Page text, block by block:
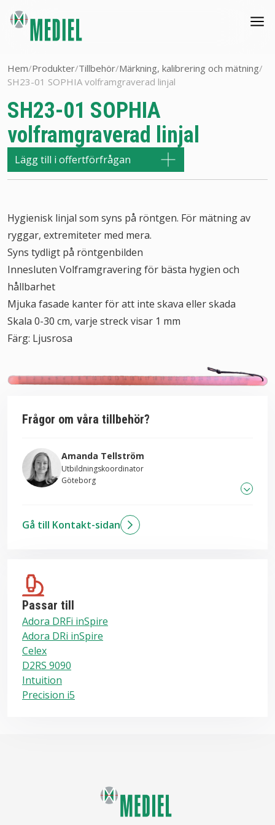
Hem/Produkter/Tillbehör/Märkning, kalibrering och mätning/
SH23-01 SOPHIA volframgraverad linjal
SH23-01 SOPHIA
volframgraverad linjal
Lägg till i offertförfrågan
Hygienisk linjal som syns på röntgen. För mätning av
ryggar, extremiteter med mera.
Syns tydligt på röntgenbilden
Innesluten Volframgravering för bästa hygien och
hållbarhet
Mjuka fasade kanter för att inte skava eller skada
Skala 0-30 cm, varje streck visar 1 mm
Färg: Ljusrosa
Frågor om våra tillbehör?
Amanda Tellström
Utbildningskoordinator
Göteborg
Skicka mail till Amanda
Gå till Kontakt-sidan
Passar till
Adora DRFi inSpire
Adora DRi inSpire
Celex
D2RS 9090
Intuition
Precision i5